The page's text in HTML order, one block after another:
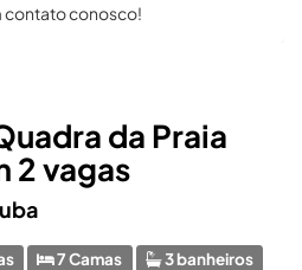
da Praia
2 vagas
7 Camas 3 banheiros
contato conosco!